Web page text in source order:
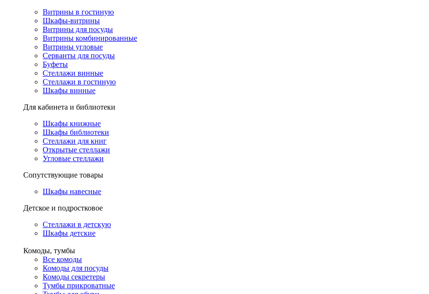
Витрины в гостиную
Шкафы-витрины
Витрины для посуды
Витрины комбинированные
Витрины угловые
Серванты для посуды
Буфеты
Стеллажи винные
Стеллажи в гостиную
Шкафы винные
Для кабинета и библиотеки
Шкафы книжные
Шкафы библиотеки
Стеллажи для книг
Открытые стеллажи
Угловые стеллажи
Сопутствующие товары
Шкафы навесные
Детское и подростковое
Стеллажи в детскую
Шкафы детские
Комоды, тумбы
Все комоды
Комоды для посуды
Комоды секретеры
Тумбы прикроватные